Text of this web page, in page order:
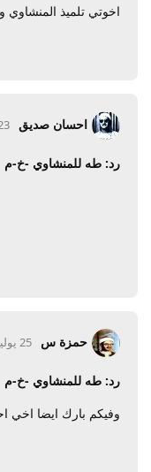
اخوتي تلميذ المنشاوي
احسان صديق 23
رد: طه للمنشاوي -خ-م
حمزة س 25 يوليو 2008
رد: طه للمنشاوي -خ-م
وفيكم بارك ايضا اخي